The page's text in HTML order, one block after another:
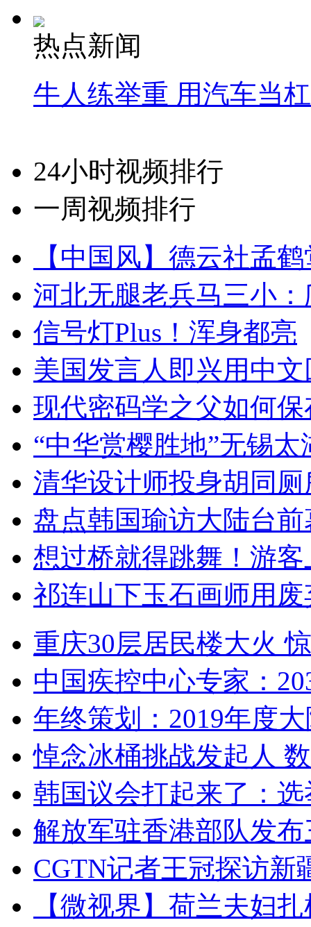
热点新闻
牛人练举重 用汽车当
24小时视频排行
一周视频排行
【中国风】德云社孟
河北无腿老兵马三小
信号灯Plus！浑身都亮
美国发言人即兴用中
现代密码学之父如何
“中华赏樱胜地”无锡
清华设计师投身胡同
盘点韩国瑜访大陆台
想过桥就得跳舞！游客
祁连山下玉石画师用
重庆30层居民楼大火
中国疾控中心专家：
年终策划：2019年度
悼念冰桶挑战发起人
韩国议会打起来了：
解放军驻香港部队发
CGTN记者王冠探访新
【微视界】荷兰夫妇